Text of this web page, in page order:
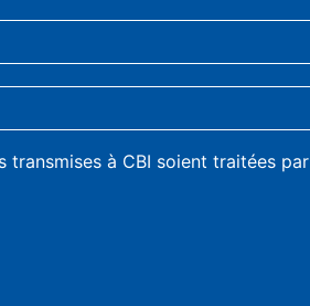
à CBI soient traitées par